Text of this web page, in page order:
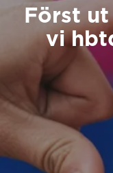
Först
vi